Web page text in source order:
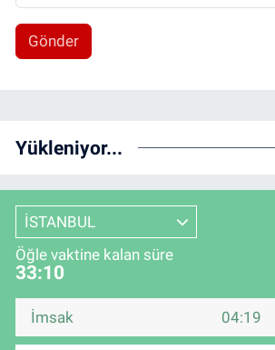
Gönder
Yükleniyor...
İSTANBUL
Öğle vaktine kalan süre
33:10
İmsak 04:19